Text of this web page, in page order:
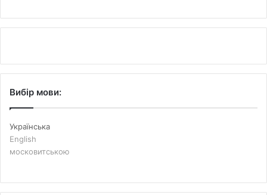
Вибір мови:
Українська
English
московитською